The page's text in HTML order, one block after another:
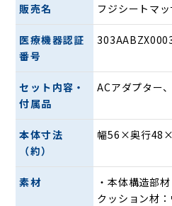
首・肩と背中・腰にそれぞれ独
適なマッサージを実現。最大約
位を効率よく広範囲にもみほぐ
首肩粘りほぐしメカ
販売名 フジシートマ
医療機器認証
番号
セット内容・
付属品
ACアダプター
本体寸法
（約）
幅56×奥行
素材
・本体構造部
クッション材